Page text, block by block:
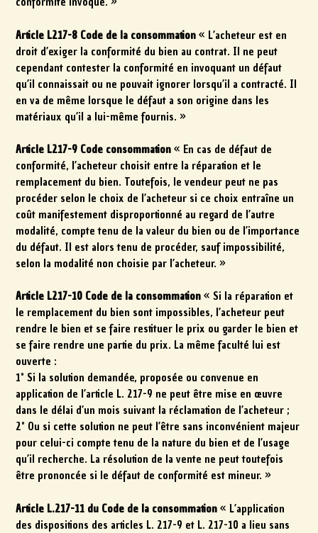
Article L217-8 Code de la consommation « L’acheteur est en
droit d’exiger la conformité du bien au contrat. Il ne peut
cependant contester la conformité en invoquant un défaut
qu’il connaissait ou ne pouvait ignorer lorsqu’il a contracté. Il
en va de même lorsque le défaut a son origine dans les
matériaux qu’il a lui-même fournis. »
Article L217-9 Code consommation « En cas de défaut de
conformité, l’acheteur choisit entre la réparation et le
remplacement du bien. Toutefois, le vendeur peut ne pas
procéder selon le choix de l’acheteur si ce choix entraîne un
coût manifestement disproportionné au regard de l’autre
modalité, compte tenu de la valeur du bien ou de l’importance
du défaut. Il est alors tenu de procéder, sauf impossibilité,
selon la modalité non choisie par l’acheteur. »
Article L217-10 Code de la consommation « Si la réparation et
le remplacement du bien sont impossibles, l’acheteur peut
rendre le bien et se faire restituer le prix ou garder le bien et
se faire rendre une partie du prix. La même faculté lui est
ouverte :
1° Si la solution demandée, proposée ou convenue en
application de l’article L. 217-9 ne peut être mise en œuvre
dans le délai d’un mois suivant la réclamation de l’acheteur ;
2° Ou si cette solution ne peut l’être sans inconvénient majeur
pour celui-ci compte tenu de la nature du bien et de l’usage
qu’il recherche. La résolution de la vente ne peut toutefois
être prononcée si le défaut de conformité est mineur. »
Article L.217-11 du Code de la consommation « L’application
des dispositions des articles L. 217-9 et L. 217-10 a lieu sans